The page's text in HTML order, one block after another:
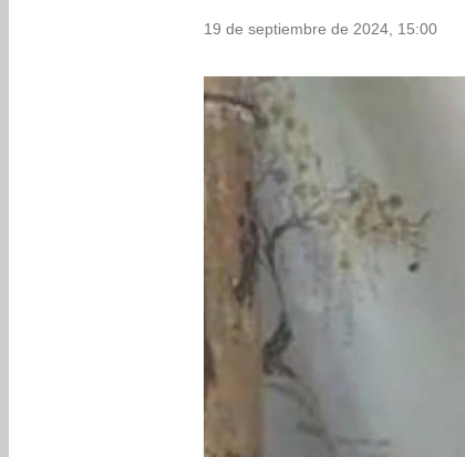
19 de septiembre de 2024, 15:00